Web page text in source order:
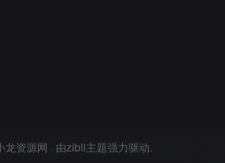
龙资源网 · 由zibll主题强力驱动.